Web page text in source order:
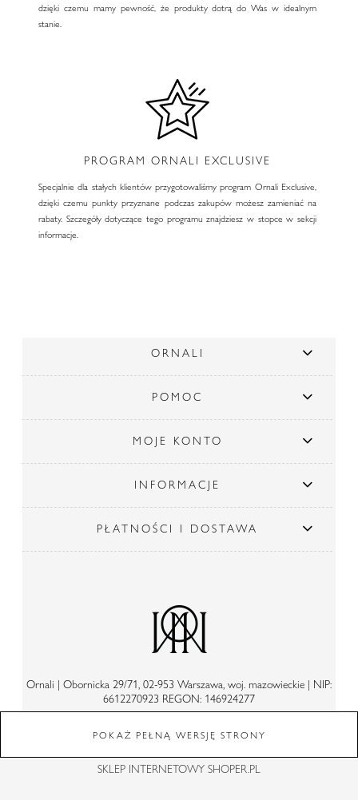
dzięki czemu mamy pewność, że produkty dotrą do Was w idealnym
stanie.
PROGRAM ORNALI EXCLUSIVE
Specjalnie dla stałych klientów przygotowaliśmy program Ornali Exclusive,
dzięki czemu punkty przyznane podczas zakupów możesz zamieniać na
rabaty. Szczegóły dotyczące tego programu znajdziesz w stopce w sekcji
informacje.
ORNALI
POMOC
MOJE KONTO
INFORMACJE
PŁATNOŚCI I DOSTAWA
Ornali | Obornicka 29/71, 02-953 Warszawa, woj. mazowieckie | NIP:
6612270923 REGON: 146924277
POKAŻ PEŁNĄ WERSJĘ STRONY
SKLEP INTERNETOWY SHOPER.PL